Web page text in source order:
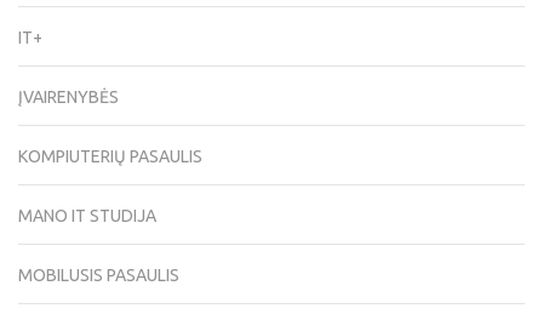
IT+
ĮVAIRENYBĖS
KOMPIUTERIŲ PASAULIS
MANO IT STUDIJA
MOBILUSIS PASAULIS